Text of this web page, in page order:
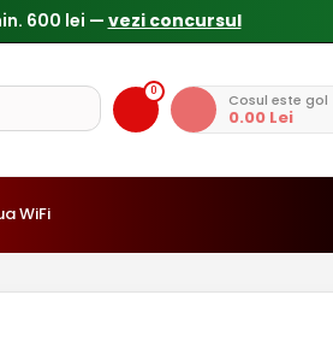
0 Cosul este gol
0.00 Lei
WiFi